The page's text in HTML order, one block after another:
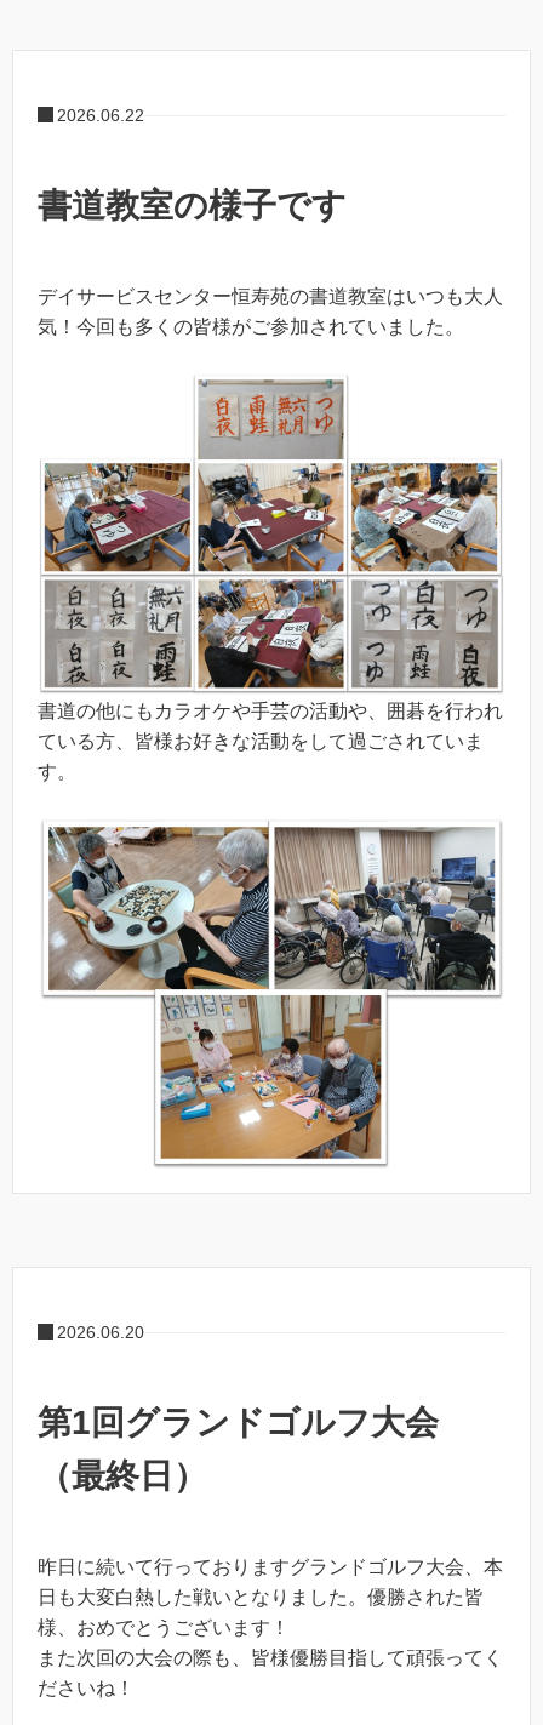
2026.06.22
書道教室の様子です
デイサービスセンター恒寿苑の書道教室はいつも大人
気！今回も多くの皆様がご参加されていました。
書道の他にもカラオケや手芸の活動や、囲碁を行われ
ている方、皆様お好きな活動をして過ごされていま
す。
2026.06.20
第1回グランドゴルフ大会
（最終日）
昨日に続いて行っておりますグランドゴルフ大会、本
日も大変白熱した戦いとなりました。優勝された皆
様、おめでとうございます！
また次回の大会の際も、皆様優勝目指して頑張ってく
ださいね！